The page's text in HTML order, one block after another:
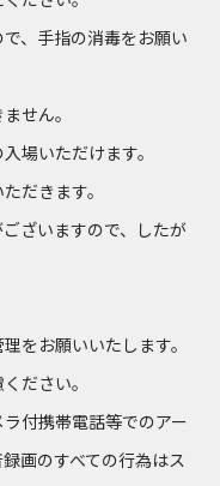
、手指の消毒をお願い
せん。
場いただけます。
だきます。
ざいますので、したが
をお願いいたします。
ださい。
付携帯電話等でのアー
画のすべての行為はス